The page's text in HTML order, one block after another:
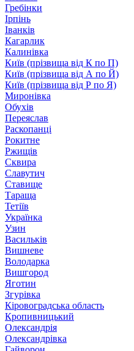
Гребінки
Ірпінь
Іванків
Кагарлик
Калинівка
Київ (прізвища від К по П)
Київ (прізвища від А по Й)
Київ (прізвища від Р по Я)
Миронівка
Обухів
Переяслав
Раскопанці
Рокитне
Ржищів
Сквира
Славутич
Ставище
Тараща
Тетіїв
Українка
Узин
Васильків
Вишневе
Володарка
Вишгород
Яготин
Згурівка
Кіровоградська область
Кропивницький
Олександрія
Олександрівка